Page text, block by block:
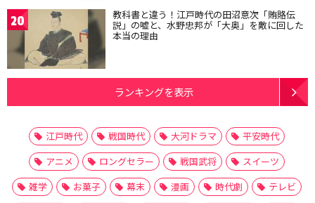
20 教科書と違う！江戸時代の田沼意次「賄賂伝
説」の嘘と、水野忠邦が「大奥」を敵に回した
本当の理由
ランキングを表示
江戸時代 戦国時代 大河ドラマ
平安時代
アニメ
ロングセラー 戦国武将
スイーツ
雑学
お菓子 幕末 漫画 時代劇
テレビ